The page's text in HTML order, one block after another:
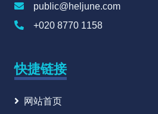
public@heljune.com
+020 8770 1158
快捷链接
网站首页